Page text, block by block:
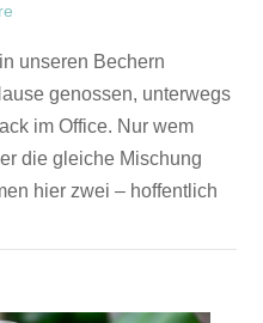
unseren Bechern
genossen, unterwegs
im Office. Nur wem
die gleiche Mischung
hier zwei – hoffentlich